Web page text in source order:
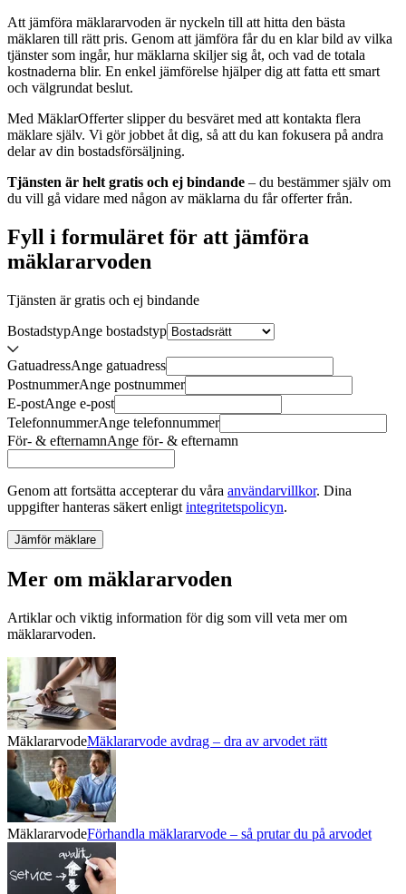
Att jämföra mäklararvoden är nyckeln till att hitta den bästa
mäklaren till rätt pris. Genom att jämföra får du en klar bild av vilka
tjänster som ingår, hur mäklarna skiljer sig åt, och vad de totala
kostnaderna blir. En enkel jämförelse hjälper dig att fatta ett smart
och välgrundat beslut.
Med MäklarOfferter slipper du besväret med att kontakta flera
mäklare själv. Vi gör jobbet åt dig, så att du kan fokusera på andra
delar av din bostadsförsäljning.
Tjänsten är helt gratis och ej bindande – du bestämmer själv om
du vill gå vidare med någon av mäklarna du får offerter från.
Fyll i formuläret för att jämföra
mäklararvoden
Tjänsten är gratis och ej bindande
BostadstypAnge bostadstyp
GatuadressAnge gatuadress
PostnummerAnge postnummer
E-postAnge e-post
TelefonnummerAnge telefonnummer
För- & efternamnAnge för- & efternamn
Genom att fortsätta accepterar du våra användarvillkor. Dina
uppgifter hanteras säkert enligt integritetspolicyn.
Jämför mäklare
Mer om mäklararvoden
Artiklar och viktig information för dig som vill veta mer om
mäklararvoden.
MäklararvodeMäklararvode avdrag – dra av arvodet rätt
MäklararvodeFörhandla mäklararvode – så prutar du på arvodet